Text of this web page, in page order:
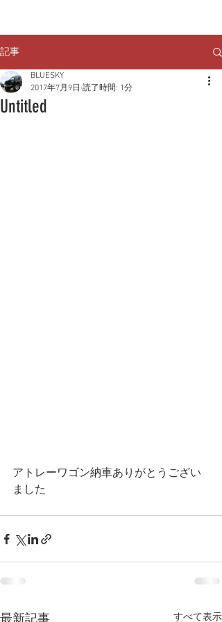
記事
Untitled
BLUESKY
2017年7月9日 読了時間: 1分
アトレーワゴン納車ありがとうござい
ました
すべて表示